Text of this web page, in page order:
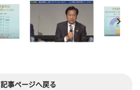
記事ページへ戻る